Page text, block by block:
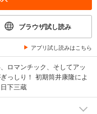
ブラウザ試し読み
アプリ試し読みはこちら
ロマンチック、そしてアッ
っしり！ 初期筒井康隆によ
下三蔵